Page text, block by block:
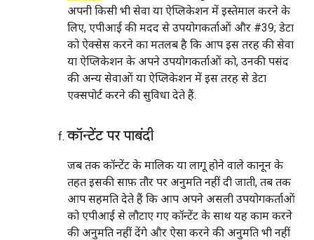
अपनी किसी भी सेवा या ऐप्लिकेशन में इस्तेमाल करने के
लिए, एपीआई की मदद से उपयोगकर्ताओं और #39; डेटा
को ऐक्सेस करने का मतलब है कि आप इस तरह की सेवा
या ऐप्लिकेशन के अपने उपयोगकर्ताओं को, उनकी पसंद
की अन्य सेवाओं या ऐप्लिकेशन में इस तरह से डेटा
एक्सपोर्ट करने की सुविधा देते हैं.
कॉन्टेंट पर पाबंदी
जब तक कॉन्टेंट के मालिक या लागू होने वाले कानून के
तहत इसकी साफ़ तौर पर अनुमति नहीं दी जाती, तब तक
आप सहमति देते हैं कि आप अपने असली उपयोगकर्ताओं
को एपीआई से लौटाए गए कॉन्टेंट के साथ यह काम करने
की अनुमति नहीं देंगे और ऐसा करने की अनुमति भी नहीं